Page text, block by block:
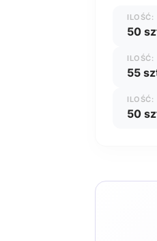
ILOŚĆ:
50
ILOŚĆ:
55
ILOŚĆ:
50